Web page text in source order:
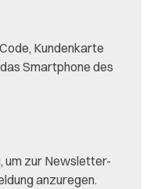
Kundenkarte
Smartphone des
um zur Newsletter-
anzuregen.